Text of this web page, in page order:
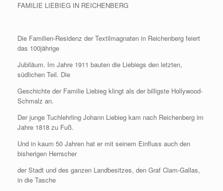
FAMILIE LIEBIEG IN REICHENBERG
Die Familien-Residenz der Textilmagnaten in Reichenberg feiert
das 100jährige
Jubiläum. Im Jahre 1911 bauten die Liebiegs den letzten,
südlichen Teil. Die
Geschichte der Familie Liebieg klingt als der billigste Hollywood-
Schmalz an.
Der junge Tuchlehrling Johann Liebieg kam nach Reichenberg im
Jahre 1818 zu Fuß.
Und in kaum 50 Jahren hat er mit seinem Einfluss auch den
bisherigen Herrscher
der Stadt und des ganzen Landbesitzes, den Graf Clam-Gallas,
in die Tasche